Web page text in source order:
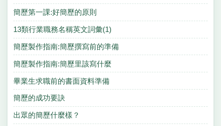
簡歷第一課:好簡歷的原則
13類行業職務名稱英文詞彙(1)
簡歷製作指南:簡歷撰寫前的準備
簡歷製作指南:簡歷里該寫什麼
畢業生求職前的書面資料準備
簡歷的成功要訣
出眾的簡歷什麼樣？